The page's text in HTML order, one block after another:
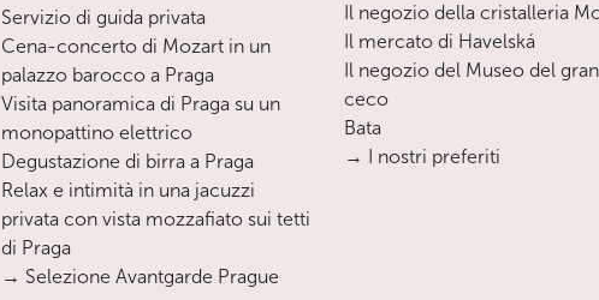
Servizio di guida privata
Cena-concerto di Mozart in un
palazzo barocco a Praga
Visita panoramica di Praga su un
monopattino elettrico
Degustazione di birra a Praga
Relax e intimità in una jacuzzi
privata con vista mozzafiato sui tetti
di Praga
→ Selezione Avantgarde Prague
Il negozio della cristalleria
Il mercato di Havelská
Il negozio del Museo del
ceco
Bata
→ I nostri preferiti